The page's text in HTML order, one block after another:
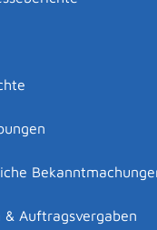
& Auftragsvergaben
Führerschein neu
-
beantragen
beantragen
Außerbetriebsetzung
beglaubigen lassen